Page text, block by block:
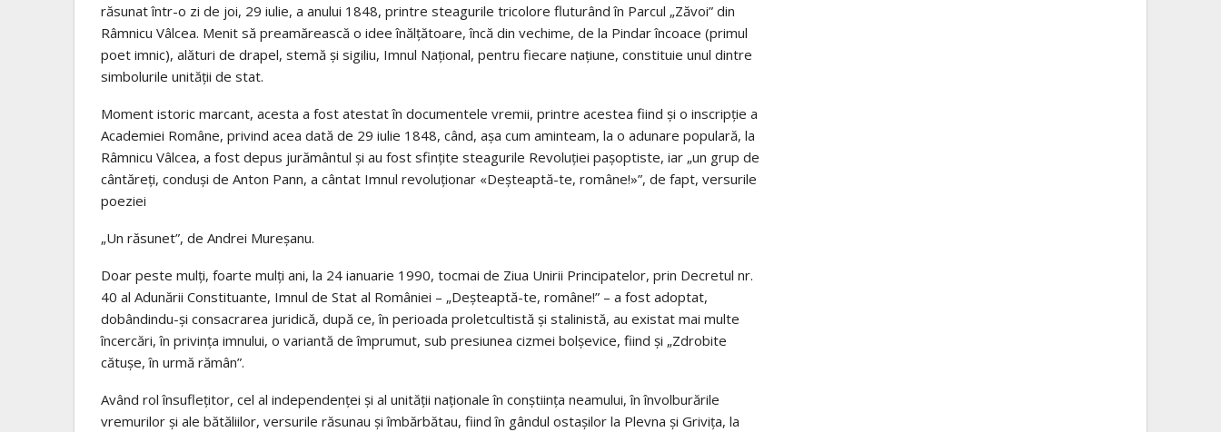
răsunat într-o zi de joi, 29 iulie, a anului 1848, printre steagurile tricolore fluturând în Parcul „Zăvoi” din
Râmnicu Vâlcea. Menit să preamărească o idee înălțătoare, încă din vechime, de la Pindar încoace (primul
poet imnic), alături de drapel, stemă și sigiliu, Imnul Național, pentru fiecare națiune, constituie unul dintre
simbolurile unității de stat.
Moment istoric marcant, acesta a fost atestat în documentele vremii, printre acestea fiind și o inscripție a
Academiei Române, privind acea dată de 29 iulie 1848, când, așa cum aminteam, la o adunare populară, la
Râmnicu Vâlcea, a fost depus jurământul și au fost sfințite steagurile Revoluției pașoptiste, iar „un grup de
cântăreți, conduși de Anton Pann, a cântat Imnul revoluționar «Deșteaptă-te, române!»”, de fapt, versurile
poeziei
„Un răsunet”, de Andrei Mureșanu.
Doar peste mulți, foarte mulți ani, la 24 ianuarie 1990, tocmai de Ziua Unirii Principatelor, prin Decretul nr.
40 al Adunării Constituante, Imnul de Stat al României – „Deșteaptă-te, române!” – a fost adoptat,
dobândindu-și consacrarea juridică, după ce, în perioada proletcultistă și stalinistă, au existat mai multe
încercări, în privința imnului, o variantă de împrumut, sub presiunea cizmei bolșevice, fiind și „Zdrobite
cătușe, în urmă rămân”.
Având rol însuflețitor, cel al independenței și al unității naționale în conștiința neamului, în învolburările
vremurilor și ale bătăliilor, versurile răsunau și îmbărbătau, fiind în gândul ostașilor la Plevna și Grivița, la